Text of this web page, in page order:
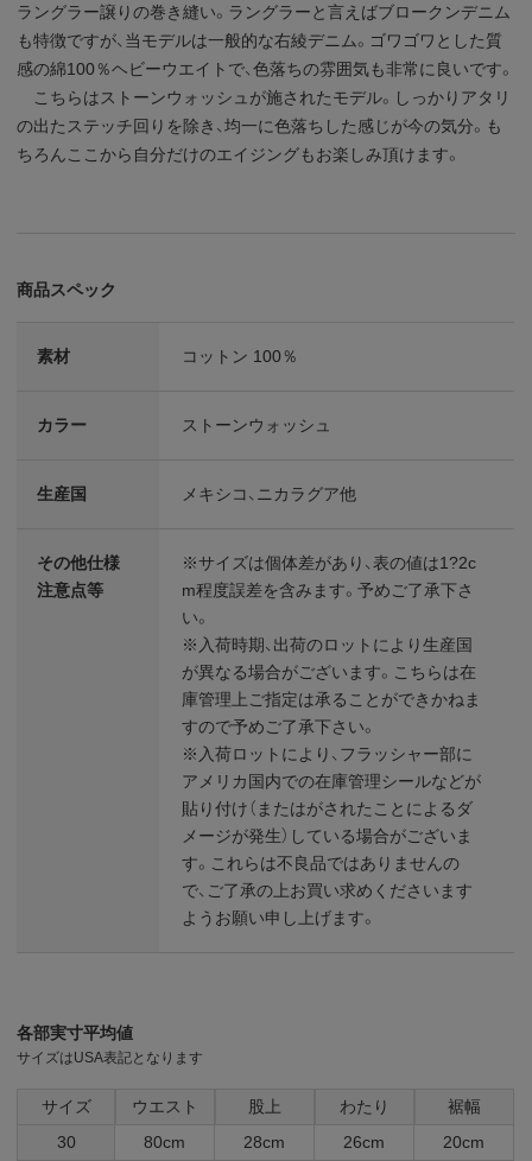
ラングラー譲りの巻き縫い。ラングラーと言えばブロークンデニム
も特徴ですが、当モデルは一般的な右綾デニム。ゴワゴワとした質
感の綿100％ヘビーウエイトで、色落ちの雰囲気も非常に良いです。
こちらはストーンウォッシュが施されたモデル。しっかりアタリ
の出たステッチ回りを除き、均一に色落ちした感じが今の気分。も
ちろんここから自分だけのエイジングもお楽しみ頂けます。
商品スペック
素材 コットン 100％
カラー ストーンウォッシュ
生産国 メキシコ、ニカラグア他
その他仕様
注意点等
※サイズは個体差があり、表の値は1?2c
m程度誤差を含みます。予めご了承下さ
い。
※入荷時期、出荷のロットにより生産国
が異なる場合がございます。こちらは在
庫管理上ご指定は承ることができかねま
すので予めご了承下さい。
※入荷ロットにより、フラッシャー部に
アメリカ国内での在庫管理シールなどが
貼り付け（またはがされたことによるダ
メージが発生）している場合がございま
す。これらは不良品ではありませんの
で、ご了承の上お買い求めくださいます
ようお願い申し上げます。
各部実寸平均値
サイズはUSA表記となります
サイズ ウエスト 股上 わたり
裾幅
30
80cm 28cm 26cm 20cm